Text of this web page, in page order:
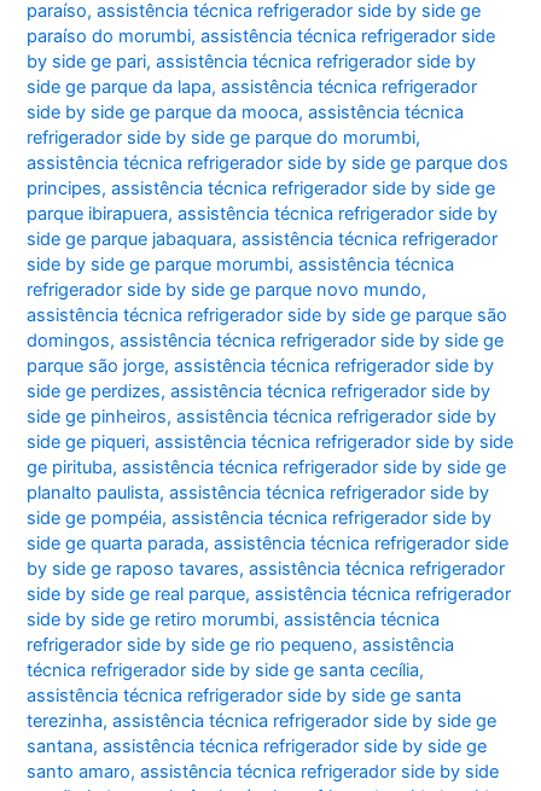
paraíso,assistência técnica refrigerador side by side ge
paraíso do morumbi,assistência técnica refrigerador side
by side ge pari,assistência técnica refrigerador side by
side ge parque da lapa,assistência técnica refrigerador
side by side ge parque da mooca,assistência técnica
refrigerador side by side ge parque do morumbi,
assistência técnica refrigerador side by side ge parque dos
principes,assistência técnica refrigerador side by side ge
parque ibirapuera,assistência técnica refrigerador side by
side ge parque jabaquara,assistência técnica refrigerador
side by side ge parque morumbi,assistência técnica
refrigerador side by side ge parque novo mundo,
assistência técnica refrigerador side by side ge parque são
domingos,assistência técnica refrigerador side by side ge
parque são jorge,assistência técnica refrigerador side by
side ge perdizes,assistência técnica refrigerador side by
side ge pinheiros,assistência técnica refrigerador side by
side ge piqueri,assistência técnica refrigerador side by side
ge pirituba,assistência técnica refrigerador side by side ge
planalto paulista,assistência técnica refrigerador side by
side ge pompéia,assistência técnica refrigerador side by
side ge quarta parada,assistência técnica refrigerador side
by side ge raposo tavares,assistência técnica refrigerador
side by side ge real parque,assistência técnica refrigerador
side by side ge retiro morumbi,assistência técnica
refrigerador side by side ge rio pequeno,assistência
técnica refrigerador side by side ge santa cecília,
assistência técnica refrigerador side by side ge santa
terezinha,assistência técnica refrigerador side by side ge
santana,assistência técnica refrigerador side by side ge
santo amaro,assistência técnica refrigerador side by side